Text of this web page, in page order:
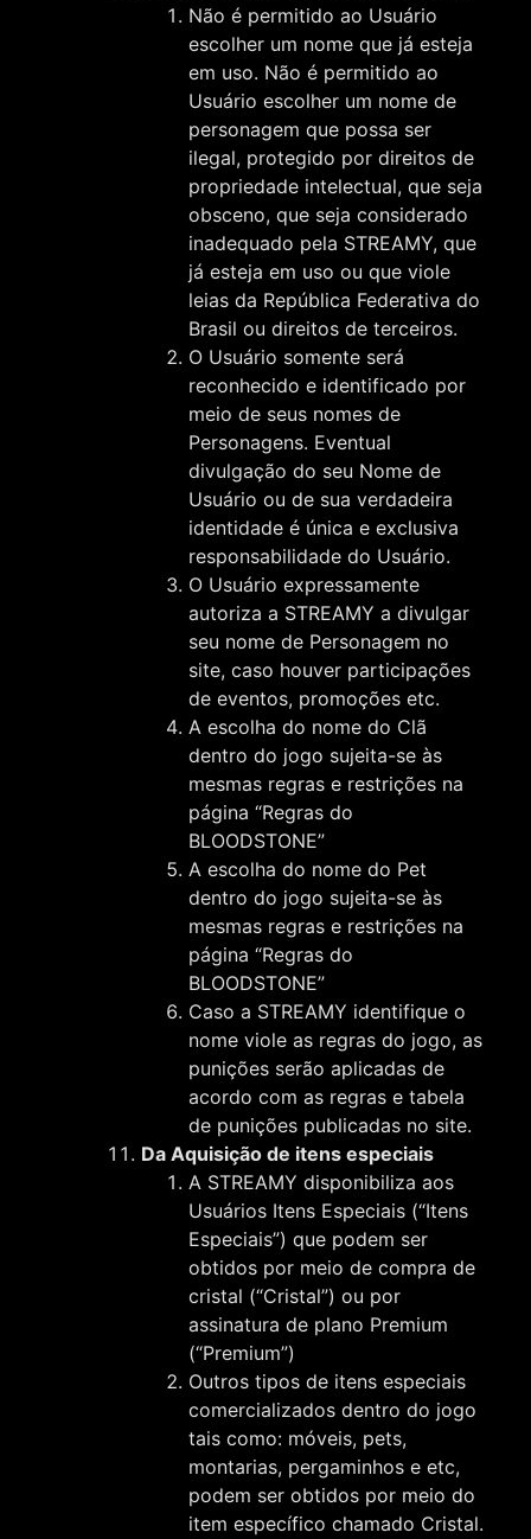
Não é permitido ao Usuário
escolher um nome que já esteja
em uso. Não é permitido ao
Usuário escolher um nome de
personagem que possa ser
ilegal, protegido por direitos de
propriedade intelectual, que seja
obsceno, que seja considerado
inadequado pela STREAMY, que
já esteja em uso ou que viole
leias da República Federativa do
Brasil ou direitos de terceiros.
O Usuário somente será
reconhecido e identificado por
meio de seus nomes de
Personagens. Eventual
divulgação do seu Nome de
Usuário ou de sua verdadeira
identidade é única e exclusiva
responsabilidade do Usuário.
O Usuário expressamente
autoriza a STREAMY a divulgar
seu nome de Personagem no
site, caso houver participações
de eventos, promoções etc.
A escolha do nome do Clã
dentro do jogo sujeita-se às
mesmas regras e restrições na
página “Regras do
BLOODSTONE”
A escolha do nome do Pet
dentro do jogo sujeita-se às
mesmas regras e restrições na
página “Regras do
BLOODSTONE”
Caso a STREAMY identifique o
nome viole as regras do jogo, as
punições serão aplicadas de
acordo com as regras e tabela
de punições publicadas no site.
Da Aquisição de itens especiais
A STREAMY disponibiliza aos
Usuários Itens Especiais (“Itens
Especiais”) que podem ser
obtidos por meio de compra de
cristal (“Cristal”) ou por
assinatura de plano Premium
(“Premium”)
Outros tipos de itens especiais
comercializados dentro do jogo
tais como: móveis, pets,
montarias, pergaminhos e etc,
podem ser obtidos por meio do
item específico chamado Cristal.